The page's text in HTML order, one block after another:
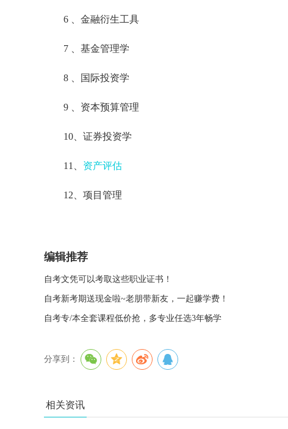
6 、金融衍生工具
7 、基金管理学
8 、国际投资学
9 、资本预算管理
10、证券投资学
11、 资产评估
12、项目管理
编辑推荐
自考文凭可以考取这些职业证书！
自考新考期送现金啦~老朋带新友，一起赚学费！
自考专/本全套课程低价抢，多专业任选3年畅学
分享到：
相关资讯